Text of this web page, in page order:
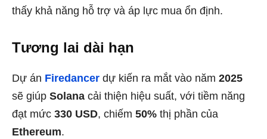
thấy khả năng hỗ trợ và áp lực mua ổn định.
Tương lai dài hạn
Dự án Firedancer dự kiến ra mắt vào năm 2025
sẽ giúp Solana cải thiện hiệu suất, với tiềm năng
đạt mức 330 USD, chiếm 50% thị phần của
Ethereum.